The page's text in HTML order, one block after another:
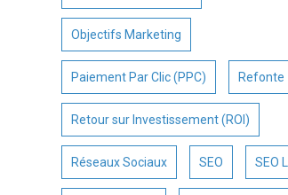
Objectifs Marketing
Paiement Par Clic (PPC) Refonte
Retour sur Investissement (ROI)
Réseaux Sociaux SEO SEO